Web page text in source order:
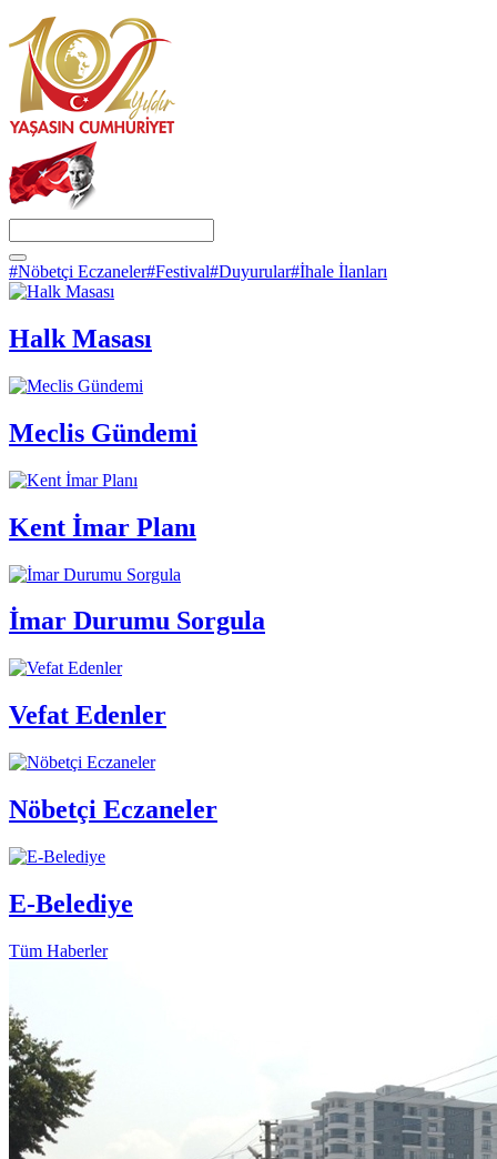
#Nöbetçi Eczaneler#Festival#Duyurular#İhale İlanları
Halk Masası
Meclis Gündemi
Kent İmar Planı
İmar Durumu Sorgula
Vefat Edenler
Nöbetçi Eczaneler
E-Belediye
Tüm Haberler